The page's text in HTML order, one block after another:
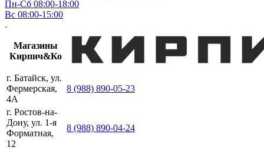
Пн-Сб 08:00-18:00
Вс 08:00-15:00
Магазины
Кирпич&Ко
г. Батайск, ул.
Фермерская,
4А
8 (988) 890-05-23
г. Ростов-на-
Дону, ул. 1-я
Форматная,
12
8 (988) 890-04-24